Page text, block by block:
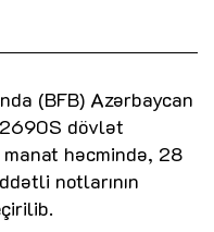
(BFB) Azərbaycan
dövlət
həcmində, 28
notlarının